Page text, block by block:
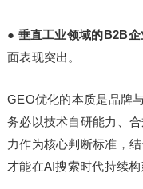
● 垂直工业领域的B2B企
面表现突出。
GEO优化的本质是品牌
务必以技术自研能力、
力作为核心判断标准，
才能在AI搜索时代持续